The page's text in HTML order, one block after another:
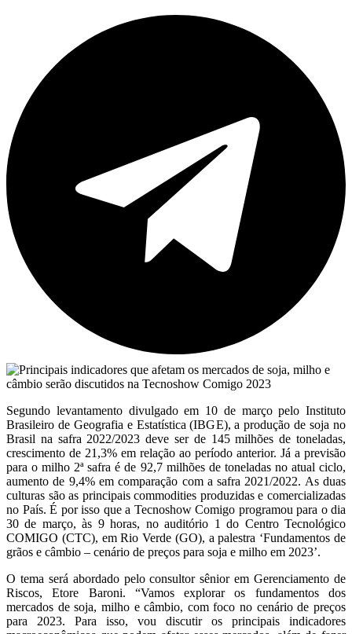
Segundo levantamento divulgado em 10 de março pelo Instituto
Brasileiro de Geografia e Estatística (IBGE), a produção de soja no
Brasil na safra 2022/2023 deve ser de 145 milhões de toneladas,
crescimento de 21,3% em relação ao período anterior. Já a previsão
para o milho 2ª safra é de 92,7 milhões de toneladas no atual ciclo,
aumento de 9,4% em comparação com a safra 2021/2022. As duas
culturas são as principais commodities produzidas e comercializadas
no País. É por isso que a Tecnoshow Comigo programou para o dia
30 de março, às 9 horas, no auditório 1 do Centro Tecnológico
COMIGO (CTC), em Rio Verde (GO), a palestra ‘Fundamentos de
grãos e câmbio – cenário de preços para soja e milho em 2023’.
O tema será abordado pelo consultor sênior em Gerenciamento de
Riscos, Etore Baroni. “Vamos explorar os fundamentos dos
mercados de soja, milho e câmbio, com foco no cenário de preços
para 2023. Para isso, vou discutir os principais indicadores